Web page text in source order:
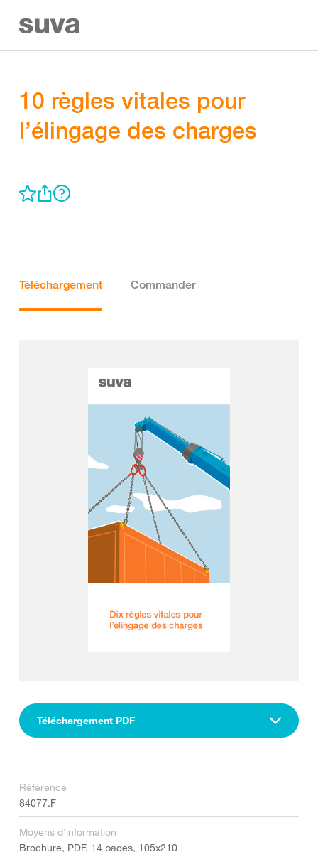
10 règles vitales pour
l’élingage des charges
Téléchargement Commander
Téléchargement PDF
Référence
84077.F
Moyens d'information
Brochure, PDF, 14 pages, 105x210